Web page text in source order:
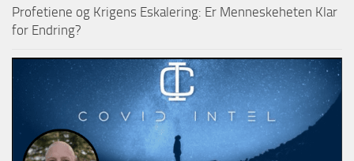
Profetiene og Krigens Eskalering: Er Menneskeheten Klar
for Endring?